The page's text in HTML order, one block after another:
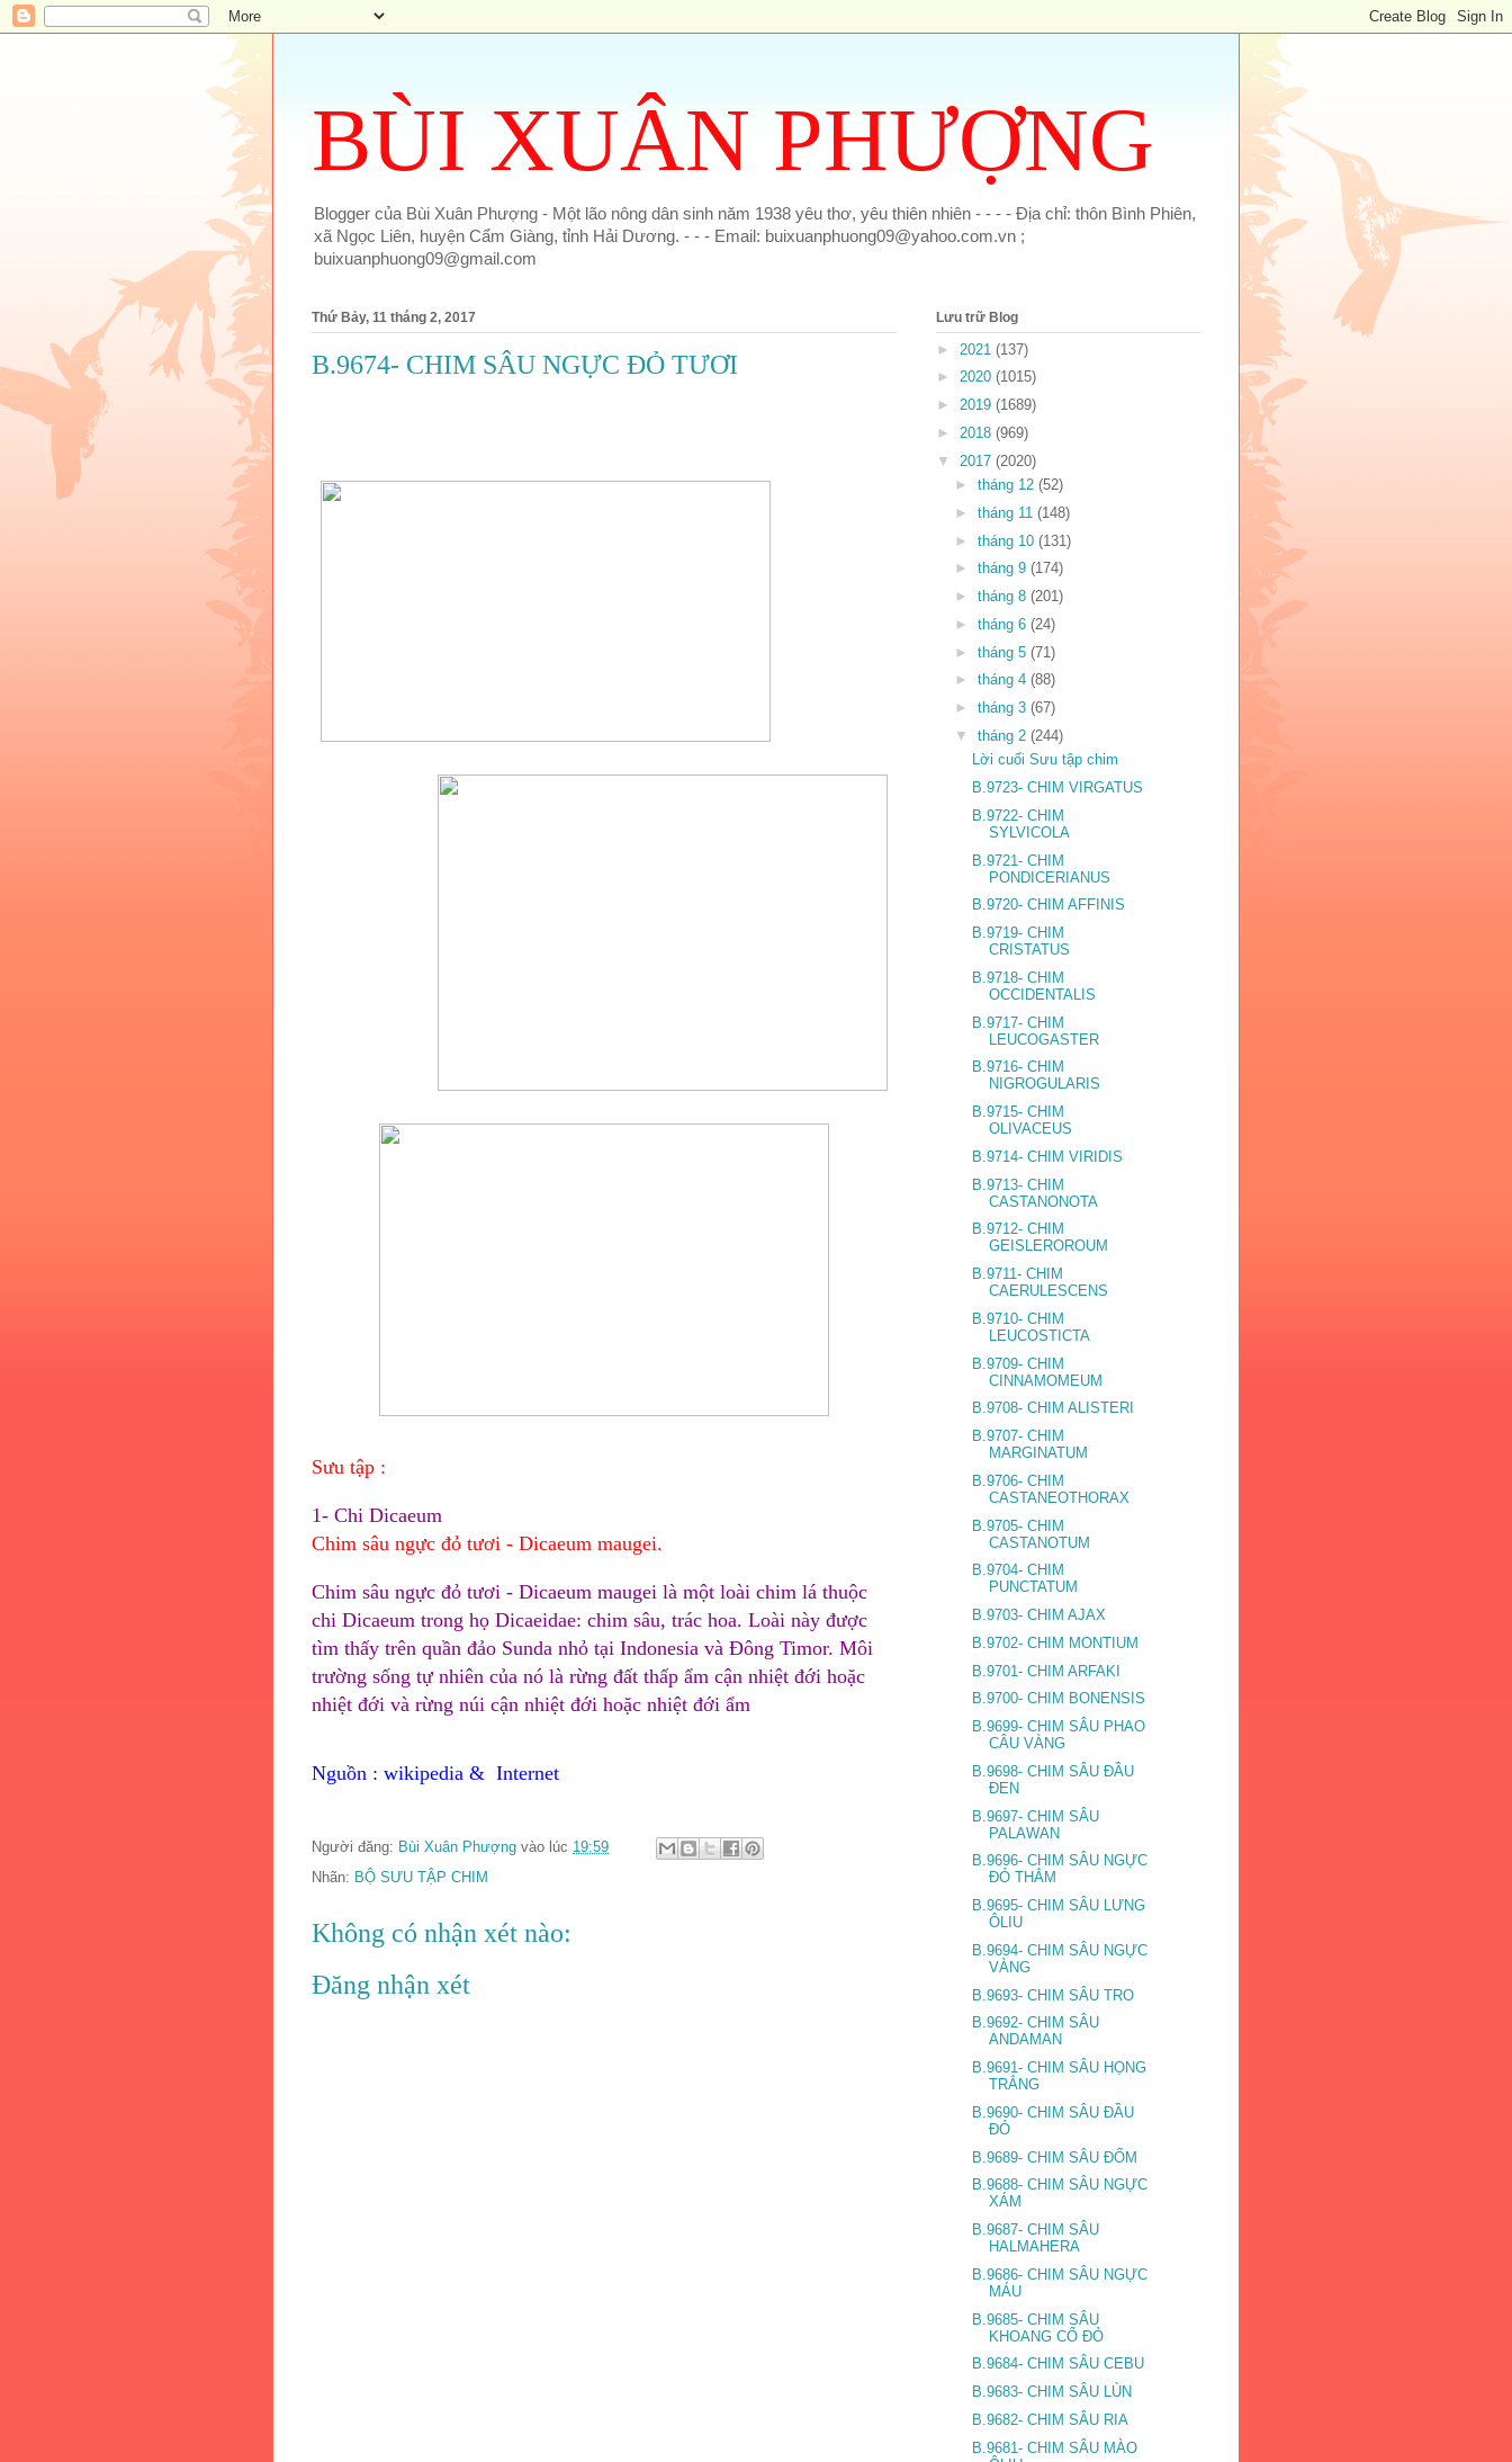
BÙI XUÂN PHƯỢNG
Blogger của Bùi Xuân Phượng - Một lão nông dân sinh năm 1938 yêu thơ, yêu thiên nhiên - - - - Địa chỉ: thôn Bình Phiên,
xã Ngọc Liên, huyện Cẩm Giàng, tỉnh Hải Dương. - - - Email: buixuanphuong09@yahoo.com.vn ;
buixuanphuong09@gmail.com
Thứ Bảy, 11 tháng 2, 2017
B.9674- CHIM SÂU NGỰC ĐỎ TƯƠI
Sưu tập :
1- Chi Dicaeum
Chim sâu ngực đỏ tươi - Dicaeum maugei.
Chim sâu ngực đỏ tươi - Dicaeum maugei là một loài chim lá thuộc
chi Dicaeum trong họ Dicaeidae: chim sâu, trác hoa. Loài này được
tìm thấy trên quần đảo Sunda nhỏ tại Indonesia và Đông Timor. Môi
trường sống tự nhiên của nó là rừng đất thấp ẩm cận nhiệt đới hoặc
nhiệt đới và rừng núi cận nhiệt đới hoặc nhiệt đới ẩm
Nguồn : wikipedia & Internet
Người đăng: Bùi Xuân Phượng vào lúc 19:59
Nhãn: BỘ SƯU TẬP CHIM
Không có nhận xét nào:
Đăng nhận xét
Lưu trữ Blog
► 2021 (137)
► 2020 (1015)
► 2019 (1689)
► 2018 (969)
▼ 2017 (2020)
► tháng 12 (52)
► tháng 11 (148)
► tháng 10 (131)
► tháng 9 (174)
► tháng 8 (201)
► tháng 6 (24)
► tháng 5 (71)
► tháng 4 (88)
► tháng 3 (67)
▼ tháng 2 (244)
Lời cuối Sưu tập chim
B.9723- CHIM VIRGATUS
B.9722- CHIM
SYLVICOLA
B.9721- CHIM
PONDICERIANUS
B.9720- CHIM AFFINIS
B.9719- CHIM
CRISTATUS
B.9718- CHIM
OCCIDENTALIS
B.9717- CHIM
LEUCOGASTER
B.9716- CHIM
NIGROGULARIS
B.9715- CHIM
OLIVACEUS
B.9714- CHIM VIRIDIS
B.9713- CHIM
CASTANONOTA
B.9712- CHIM
GEISLEROROUM
B.9711- CHIM
CAERULESCENS
B.9710- CHIM
LEUCOSTICTA
B.9709- CHIM
CINNAMOMEUM
B.9708- CHIM ALISTERI
B.9707- CHIM
MARGINATUM
B.9706- CHIM
CASTANEOTHORAX
B.9705- CHIM
CASTANOTUM
B.9704- CHIM
PUNCTATUM
B.9703- CHIM AJAX
B.9702- CHIM MONTIUM
B.9701- CHIM ARFAKI
B.9700- CHIM BONENSIS
B.9699- CHIM SÂU PHAO
CÂU VÀNG
B.9698- CHIM SÂU ĐẦU
ĐEN
B.9697- CHIM SÂU
PALAWAN
B.9696- CHIM SÂU NGỰC
ĐỎ THẮM
B.9695- CHIM SÂU LƯNG
ÔLIU
B.9694- CHIM SÂU NGỰC
VÀNG
B.9693- CHIM SÂU TRO
B.9692- CHIM SÂU
ANDAMAN
B.9691- CHIM SÂU HỌNG
TRẮNG
B.9690- CHIM SÂU ĐẦU
ĐỎ
B.9689- CHIM SÂU ĐỐM
B.9688- CHIM SÂU NGỰC
XÁM
B.9687- CHIM SÂU
HALMAHERA
B.9686- CHIM SÂU NGỰC
MÁU
B.9685- CHIM SÂU
KHOANG CỔ ĐỎ
B.9684- CHIM SÂU CEBU
B.9683- CHIM SÂU LÙN
B.9682- CHIM SÂU RIA
B.9681- CHIM SÂU MÀO